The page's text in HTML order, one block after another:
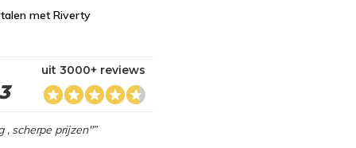
met Riverty
uit 3000+ reviews
, scherpe prijzen"”